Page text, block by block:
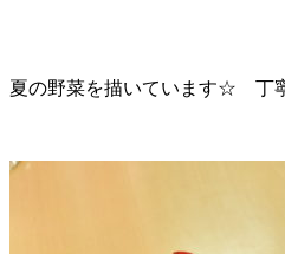
夏の野菜を描いています☆ 丁